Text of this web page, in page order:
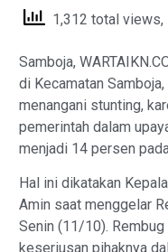
1,312 total
Samboja,
di Kecamatan
menangani stunting,
pemerintah dalam
menjadi 14 persen
Hal ini dikatakan
Amin saat menggelar
Senin (11/10).
keseriusan pihaknya